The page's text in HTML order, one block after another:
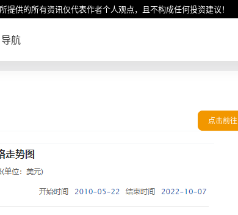
供的所有资讯仅代表作者个人观点，且不构成任何投资建议！
导航
点击前往